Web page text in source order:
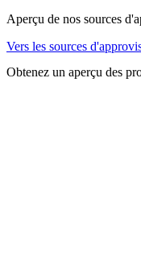
Aperçu de nos sources
Vers les sources
Obtenez un aperçu des